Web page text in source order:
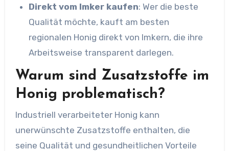
Direkt vom Imker kaufen: Wer die beste
Qualität möchte, kauft am besten
regionalen Honig direkt von Imkern, die ihre
Arbeitsweise transparent darlegen.
Warum sind Zusatzstoffe im
Honig problematisch?
Industriell verarbeiteter Honig kann
unerwünschte Zusatzstoffe enthalten, die
seine Qualität und gesundheitlichen Vorteile